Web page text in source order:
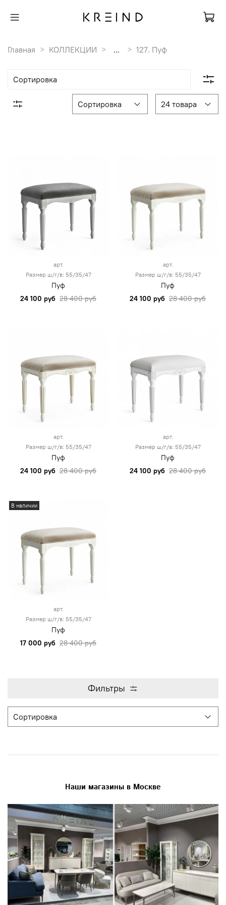
Главная КОЛЛЕКЦИИ ... 127. Пуф
арт.
Размер ш/г/в: 55/35/47
Пуф
24 100 руб 28 400 руб
арт.
Размер ш/г/в: 55/35/47
Пуф
24 100 руб 28 400 руб
арт.
Размер ш/г/в: 55/35/47
Пуф
24 100 руб 28 400 руб
арт.
Размер ш/г/в: 55/35/47
Пуф
24 100 руб 28 400 руб
В наличии
арт.
Размер ш/г/в: 55/35/47
Пуф
17 000 руб 28 400 руб
Фильтры
Наши магазины в Москве